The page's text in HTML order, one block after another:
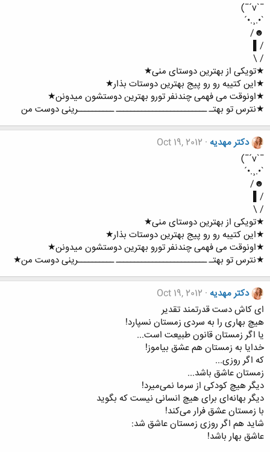
¯`v´¯)
`•.¸.•´
☻/
/▌
/ \
★تویکی از بهترین دوستای منی★
★این کتیبه رو رو پیج بهترین دوستات بذار★
★اونوقت می فهمی چندنفر تورو بهترین دوستشون میدونن★
★نترس تو بهتـ ـــــــــــــــــــــــــ ــــــــــرینی دوست من
دکتر مهدیه Oct 19, 2012
¯`v´¯)
`•.¸.•´
☻/
/▌
/ \
★تویکی از بهترین دوستای منی★
★این کتیبه رو رو پیج بهترین دوستات بذار★
★اونوقت می فهمی چندنفر تورو بهترین دوستشون میدونن★
★نترس تو بهتـ ـــــــــــــــــــــــــ ــــــــــرینی دوست من★
دکتر مهدیه Oct 19, 2012
ای کاش دست قدرتمند تقدیر
هیچ بهاری را به سردی زمستان نسپارد!
یا اگر زمستان قانون طبیعت است...
خدایا به زمستان هم عشق بیاموز!
که اگر روزی...
زمستان عاشق باشد...
دیگر هیچ کودکی از سرما نمی‌میرد!
دیگر بهانه‌ای برای هیچ انسانی نیست که بگوید
با زمستان عشق فرار می‌کند!
شاید هم اگر روزی زمستان عاشق شد:
عاشق بهار باشد!